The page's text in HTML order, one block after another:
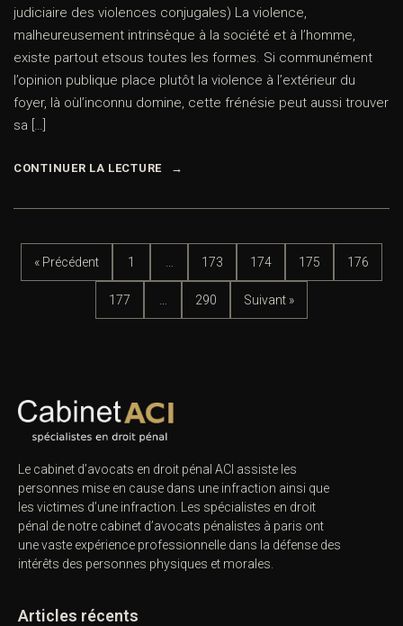
judiciaire des violences conjugales) La violence,
malheureusement intrinsèque à la société et à l’homme,
existe partout etsous toutes les formes. Si communément
l’opinion publique place plutôt la violence à l’extérieur du
foyer, là oùl’inconnu domine, cette frénésie peut aussi trouver
sa […]
CONTINUER LA LECTURE
« Précédent 1 173 174 175 176
177 290 Suivant »
Le cabinet d’avocats en droit pénal ACI assiste les
personnes mise en cause dans une infraction ainsi que
les victimes d’une infraction. Les spécialistes en droit
pénal de notre cabinet d’avocats pénalistes à paris ont
une vaste expérience professionnelle dans la défense des
intérêts des personnes physiques et morales.
Articles récents